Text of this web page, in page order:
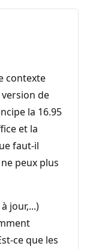
contexte
de
la 16.95
et la
faut-il
peux plus
jour,...)
ce que les